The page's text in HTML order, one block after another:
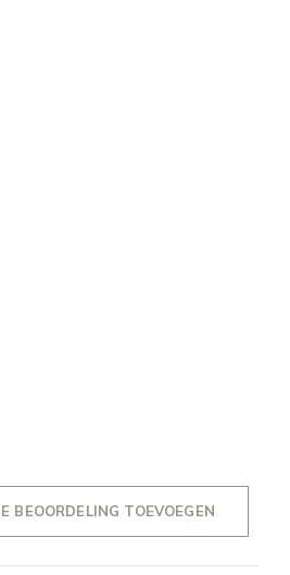
BEOORDELING TOEVOEGEN